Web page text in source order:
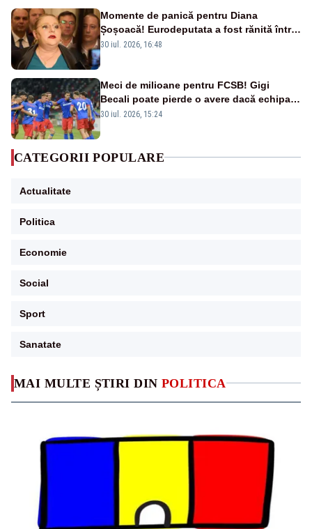
MAI MULTE ȘTIRI DIN POLITICA
Momente de panică pentru Diana
Șoșoacă! Eurodeputata a fost rănită într-
un accident rutier
30 iul. 2026, 16:48
Meci de milioane pentru FCSB! Gigi
Becali poate pierde o avere dacă echipa
este eliminată de FK Auda
30 iul. 2026, 15:24
CATEGORII POPULARE
Actualitate
Politica
Economie
Social
Sport
Sanatate